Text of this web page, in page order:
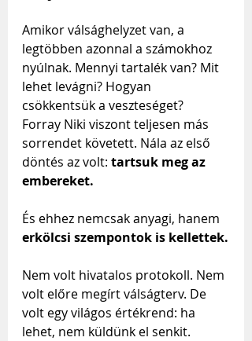
Amikor válsághelyzet van, a
legtöbben azonnal a számokhoz
nyúlnak. Mennyi tartalék van? Mit
lehet levágni? Hogyan
csökkentsük a veszteséget?
Forray Niki viszont teljesen más
sorrendet követett. Nála az első
döntés az volt: tartsuk meg az
embereket.
És ehhez nemcsak anyagi, hanem
erkölcsi szempontok is kellettek.
Nem volt hivatalos protokoll. Nem
volt előre megírt válságterv. De
volt egy világos értékrend: ha
lehet, nem küldünk el senkit.